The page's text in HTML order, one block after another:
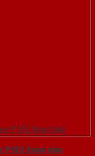
P1R2 Xoan dao